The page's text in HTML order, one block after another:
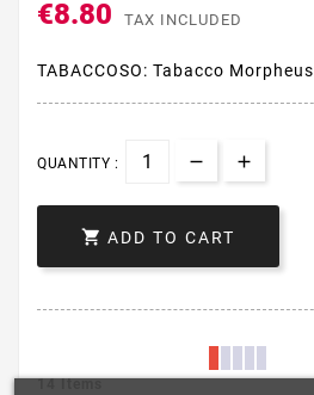
€8.80 TAX INCLUDED
TABACCOSO: Tabacco Morpheus
QUANTITY :
 ADD TO CART
14 Items